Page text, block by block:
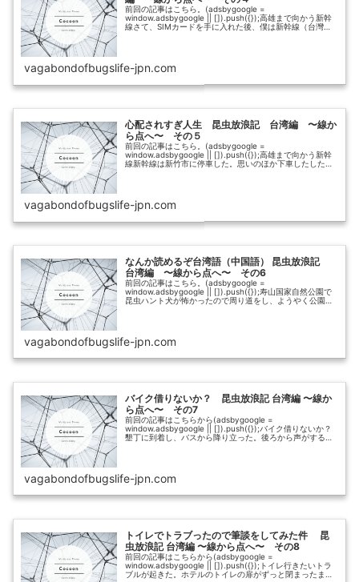
前回の記事はこちら。(adsbygoogle =
window.adsbygoogle || []).push({});高雄まで向かう新幹
線さて、SIMカードを手に入れた後、僕は新幹線（台灣高
vagabondofbugslife-jpn.com
心配されすぎ人生 昆虫放浪記 台湾編 〜線か
ら点へ〜 その５
前回の記事はこちら。(adsbygoogle =
window.adsbygoogle || []).push({});高雄まで向かう新幹
線新幹線は新竹市に停車した。思いのほか下車したした人
vagabondofbugslife-jpn.com
なんか読めるぞ台湾語（中国語） 昆虫放浪記
台湾編 〜線から点へ〜 その6
前回の記事はこちら。(adsbygoogle =
window.adsbygoogle || []).push({});寿山国家自然公園で
昆虫ハント犬が怖かったので周り道をし、ようやく公園内
vagabondofbugslife-jpn.com
バイク借りないか？ 昆虫放浪記 台湾編 〜線か
ら点へ〜 その7
前回の記事はこちらから(adsbygoogle =
window.adsbygoogle || []).push({});バイク借りないか？
墾丁に到着し、バスから降り立った。後ろから声がする。
vagabondofbugslife-jpn.com
トイレでトラブったので筆談をしてみた件 昆
虫放浪記 台湾編 〜線から点へ〜 その8
前回の記事はこちらから(adsbygoogle =
window.adsbygoogle || []).push({});トイレ行きたいトラ
ブルが起きた。ホテルのトイレの扉がずっと閉まったまま